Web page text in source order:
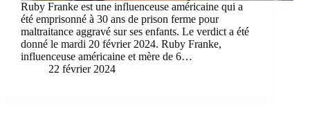
Ruby Franke est une influenceuse américaine qui a
été emprisonné à 30 ans de prison ferme pour
maltraitance aggravé sur ses enfants. Le verdict a été
donné le mardi 20 février 2024. Ruby Franke,
influenceuse américaine et mère de 6…
22 février 2024